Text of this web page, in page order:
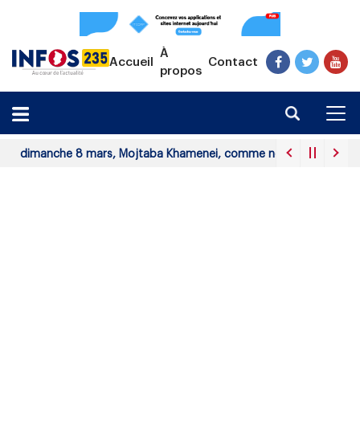
Accueil
À
propos
Contact
8 mars, Mojtaba Khamenei, comme nouveau guide